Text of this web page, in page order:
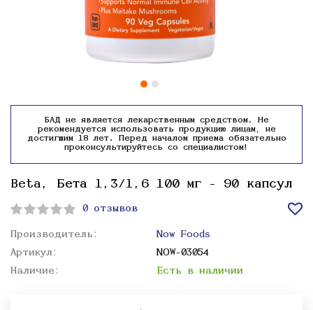
БАД не является лекарственным средством. Не
рекомендуется использовать продукцию лицам, не
достигшим 18 лет. Перед началом приема обязательно
проконсультируйтесь со специалистом!
Beta, Бета 1,3/1,6 100 мг - 90 капсул
0 отзывов
Производитель:
Now Foods
Артикул:
NOW-03054
Наличие:
Есть в наличии